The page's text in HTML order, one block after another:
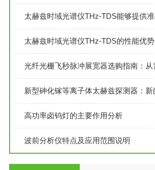
太赫兹时域光谱仪THz-TDS的性能优势
高功率卤钨灯的主要作用分析
波前分析仪特点及应用范围说明